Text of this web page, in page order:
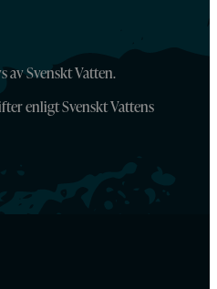
av Svenskt Vatten.
enligt Svenskt Vattens